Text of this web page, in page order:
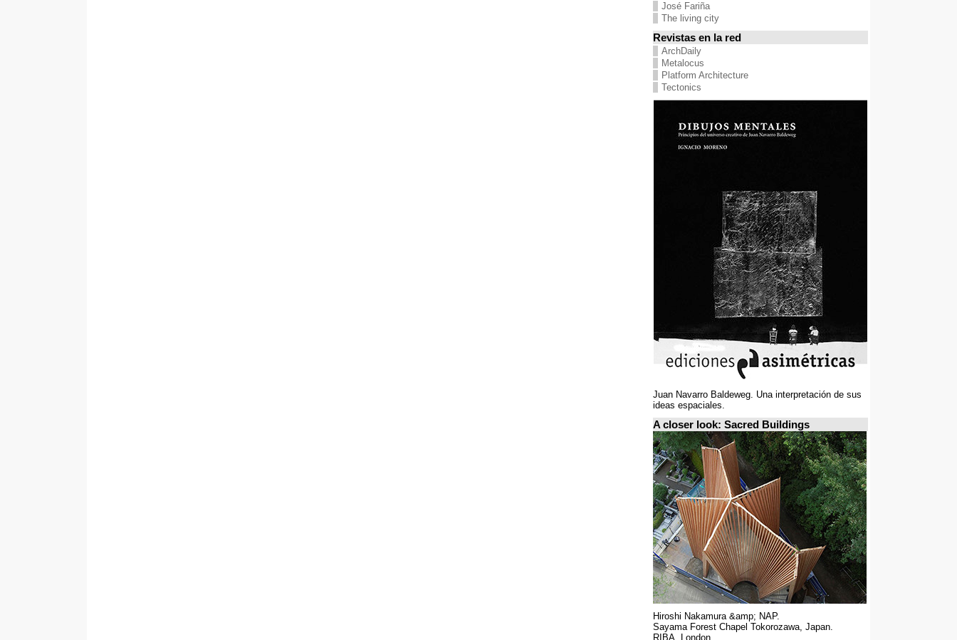
José Fariña
The living city
Revistas en la red
ArchDaily
Metalocus
Platform Architecture
Tectonics
Juan Navarro Baldeweg. Una interpretación de sus
ideas espaciales.
A closer look: Sacred Buildings
Hiroshi Nakamura &amp; NAP.
Sayama Forest Chapel Tokorozawa, Japan.
RIBA, London.